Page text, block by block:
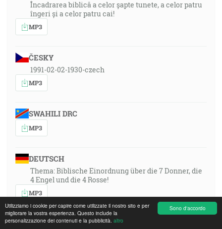
Sono d'accordo
Utilizziamo i cookie per capire come utilizzate il nostro sito e per
migliorare la vostra esperienza. Questo include la
personalizzazione dei contenuti e la pubblicità. altro
Încadrarea biblică a celor șapte tunete, a celor patru
îngeri și a celor patru cai!
MP3
ČESKY
1991-02-02-1930-czech
MP3
SWAHILI DRC
MP3
DEUTSCH
Thema: Biblische Einordnung über die 7 Donner, die
4 Engel und die 4 Rosse!
MP3
PORTUGUÊS